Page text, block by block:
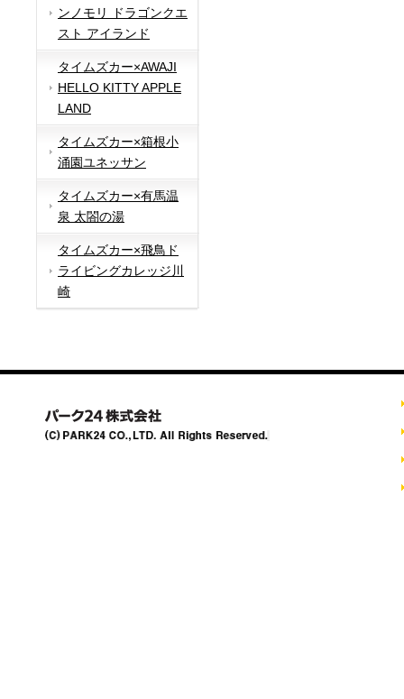
ンノモリ ドラゴンクエ
スト アイランド
タイムズカー×AWAJI
HELLO KITTY APPLE
LAND
タイムズカー×箱根小
涌園ユネッサン
タイムズカー×有馬温
泉 太閤の湯
タイムズカー×飛鳥ド
ライビングカレッジ川
崎